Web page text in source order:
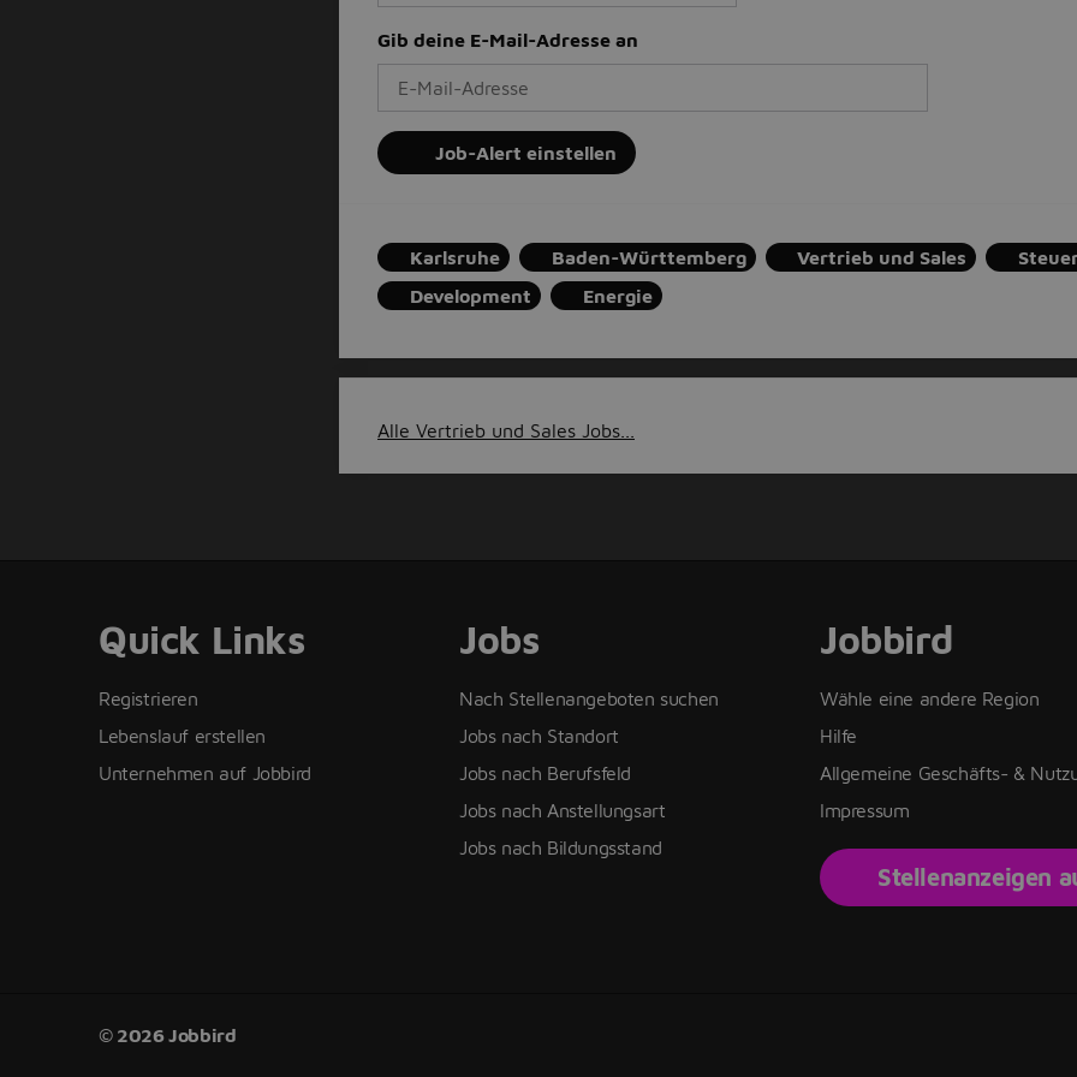
Gib deine E-Mail-Adresse an
Job-Alert einstellen
Karlsruhe Baden-Württemberg Vertrieb und Sales
Development
Energie
Alle Vertrieb und Sales Jobs...
Quick Links
Registrieren
Lebenslauf erstellen
Unternehmen auf Jobbird
Jobs
Nach Stellenangeboten suchen
Jobs nach Standort
Jobs nach Berufsfeld
Jobs nach Anstellungsart
Jobs nach Bildungsstand
Jobbird
Wähle eine andere Region
Hilfe
Allgemeine Geschäfts- &
Impressum
Stellenanzeigen
© 2026 Jobbird